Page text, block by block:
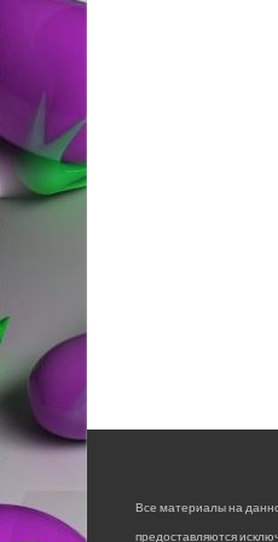
Все материалы на
предоставляются